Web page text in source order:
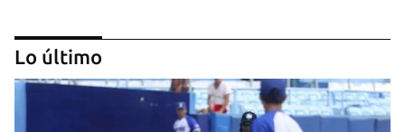
Lo último